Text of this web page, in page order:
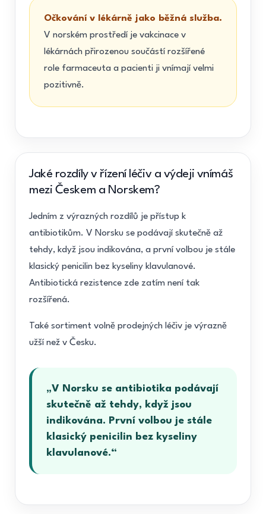
Očkování v lékárně jako běžná služba.
V norském prostředí je vakcinace v
lékárnách přirozenou součástí rozšířené
role farmaceuta a pacienti ji vnímají velmi
pozitivně.
Jaké rozdíly v řízení léčiv a výdeji vnímáš
mezi Českem a Norskem?
Jedním z výrazných rozdílů je přístup k
antibiotikům. V Norsku se podávají skutečně až
tehdy, když jsou indikována, a první volbou je stále
klasický penicilin bez kyseliny klavulanové.
Antibiotická rezistence zde zatím není tak
rozšířená.
Také sortiment volně prodejných léčiv je výrazně
užší než v Česku.
„V Norsku se antibiotika podávají
skutečně až tehdy, když jsou
indikována. První volbou je stále
klasický penicilin bez kyseliny
klavulanové.“